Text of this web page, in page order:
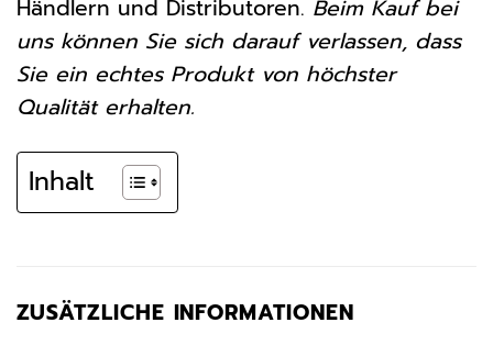
Händlern und Distributoren. Beim Kauf bei
uns können Sie sich darauf verlassen, dass
Sie ein echtes Produkt von höchster
Qualität erhalten.
Inhalt
ZUSÄTZLICHE INFORMATIONEN